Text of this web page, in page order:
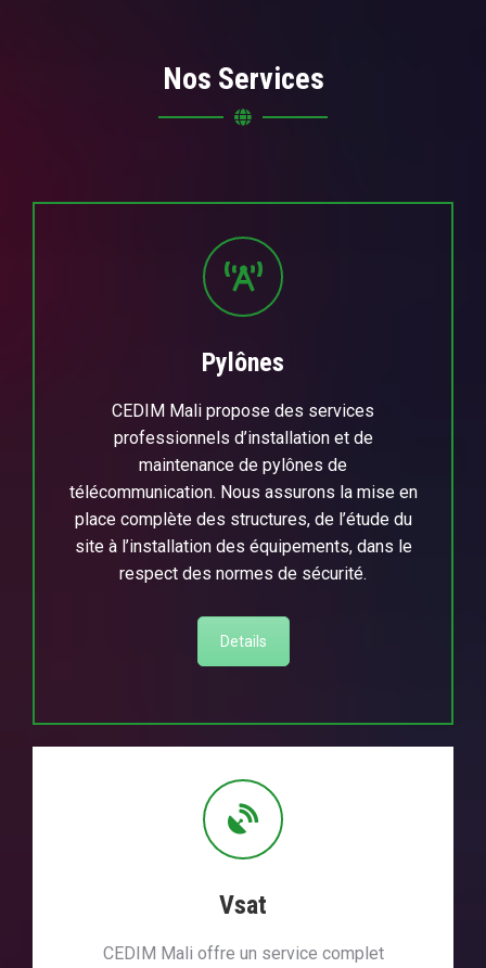
Nos Services
Pylônes
CEDIM Mali propose des services
professionnels d’installation et de
maintenance de pylônes de
télécommunication. Nous assurons la mise en
place complète des structures, de l’étude du
site à l’installation des équipements, dans le
respect des normes de sécurité.
Details
Vsat
CEDIM Mali offre un service complet